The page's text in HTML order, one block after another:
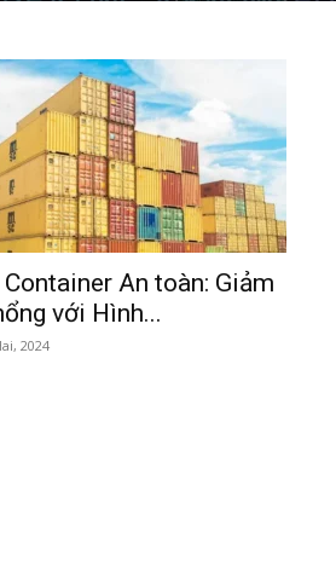
An toàn: Giảm
với Hình...
2024